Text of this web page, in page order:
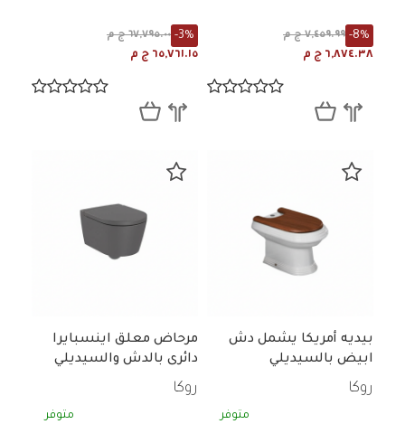
٧,٤٥٩.٩٩ ج م -8%
٦,٨٧٤.٣٨ ج م
٦٧,٧٩٥.٠٠ ج م -3%
٦٥,٧٦١.١٥ ج م
بيديه أمريكا يشمل دش
ابيض بالسيديلي
روكا
متوفر
مرحاض معلق اينسبايرا
دائرى بالدش والسيديلي
روكا
متوفر